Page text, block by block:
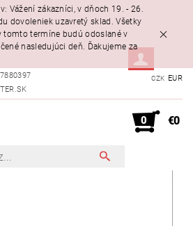
Vážení zákazníci, v dňoch 19. - 26.
dovoleniek uzavretý sklad. Všetky
tomto termíne budú odoslané v
nasledujúci deň. Ďakujeme za
CZK EUR
0 €0